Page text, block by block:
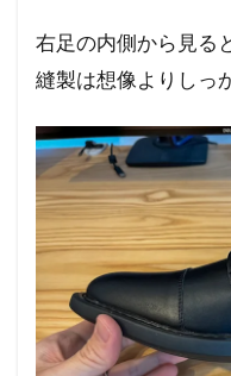
右足の内側から見る
縫製は想像よりしっ